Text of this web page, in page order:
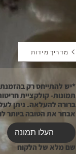
מדריך מידות
תמונות- קולקציית
אבחר את הטובה ביותר לחריטה
העלו תמונה
שם מלא של הלקוח